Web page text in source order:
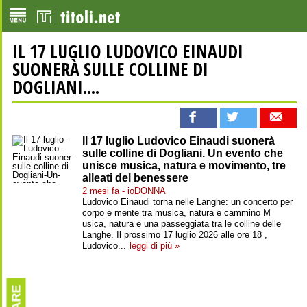
IL 17 LUGLIO LUDOVICO EINAUDI
SUONERÀ SULLE COLLINE DI
DOGLIANI....
Il 17 luglio Ludovico Einaudi suonerà
sulle colline di Dogliani. Un evento che
unisce musica, natura e movimento, tre
alleati del benessere
2 mesi fa - ioDONNA
Ludovico Einaudi torna nelle Langhe: un concerto per
corpo e mente tra musica, natura e cammino M
usica, natura e una passeggiata tra le colline delle
Langhe. Il prossimo 17 luglio 2026 alle ore 18 ,
Ludovico... leggi di più »